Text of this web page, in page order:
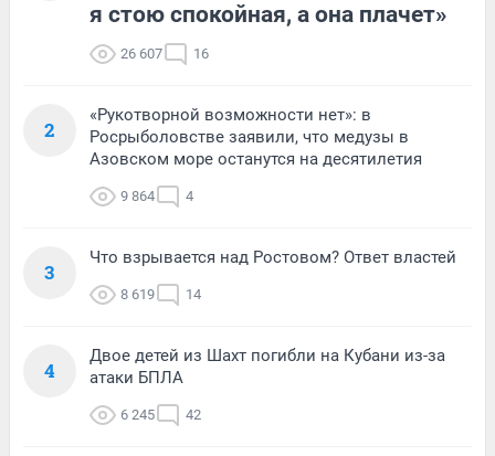
я стою спокойная, а она плачет»
26 607 16
2
«Рукотворной возможности нет»: в
Росрыболовстве заявили, что медузы в
Азовском море останутся на десятилетия
9 864 4
3
Что взрывается над Ростовом? Ответ властей
8 619 14
4
Двое детей из Шахт погибли на Кубани из-за
атаки БПЛА
6 245 42